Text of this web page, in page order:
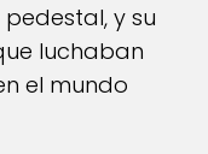
y su
luchaban
el mundo